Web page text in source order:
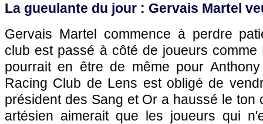
La gueulante du jour : Gervais Martel
Gervais Martel commence à perdre
club est passé à côté de joueurs comme
pourrait en être de même pour
Racing Club de Lens est obligé de
président des Sang et Or a haussé le ton
artésien aimerait que les joueurs qui